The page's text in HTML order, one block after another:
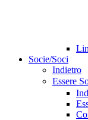
Socie/Soci
Indietro
Essere